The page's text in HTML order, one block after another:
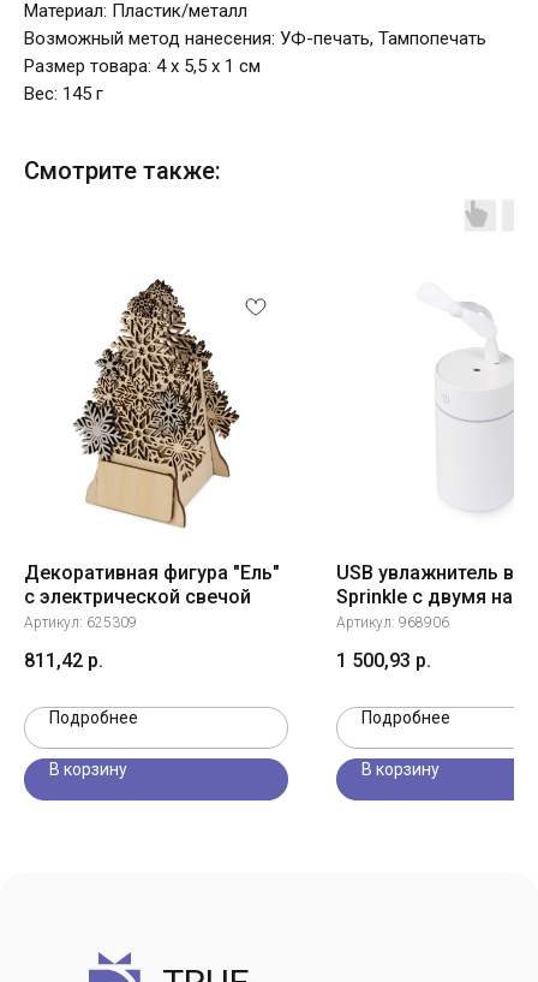
Материал: Пластик/металл
Возможный метод нанесения: УФ-печать, Тампопечать
Размер товара: 4 х 5,5 х 1 см
Вес: 145 г
Смотрите также:
Декоративная фигура "Ель"
с электрической свечой
Артикул: 625309
811,42 р.
Подробнее
В корзину
USB увлажнитель
Sprinkle с двумя
белый
Артикул: 968906
1 500,93 р.
Подробнее
В корзину